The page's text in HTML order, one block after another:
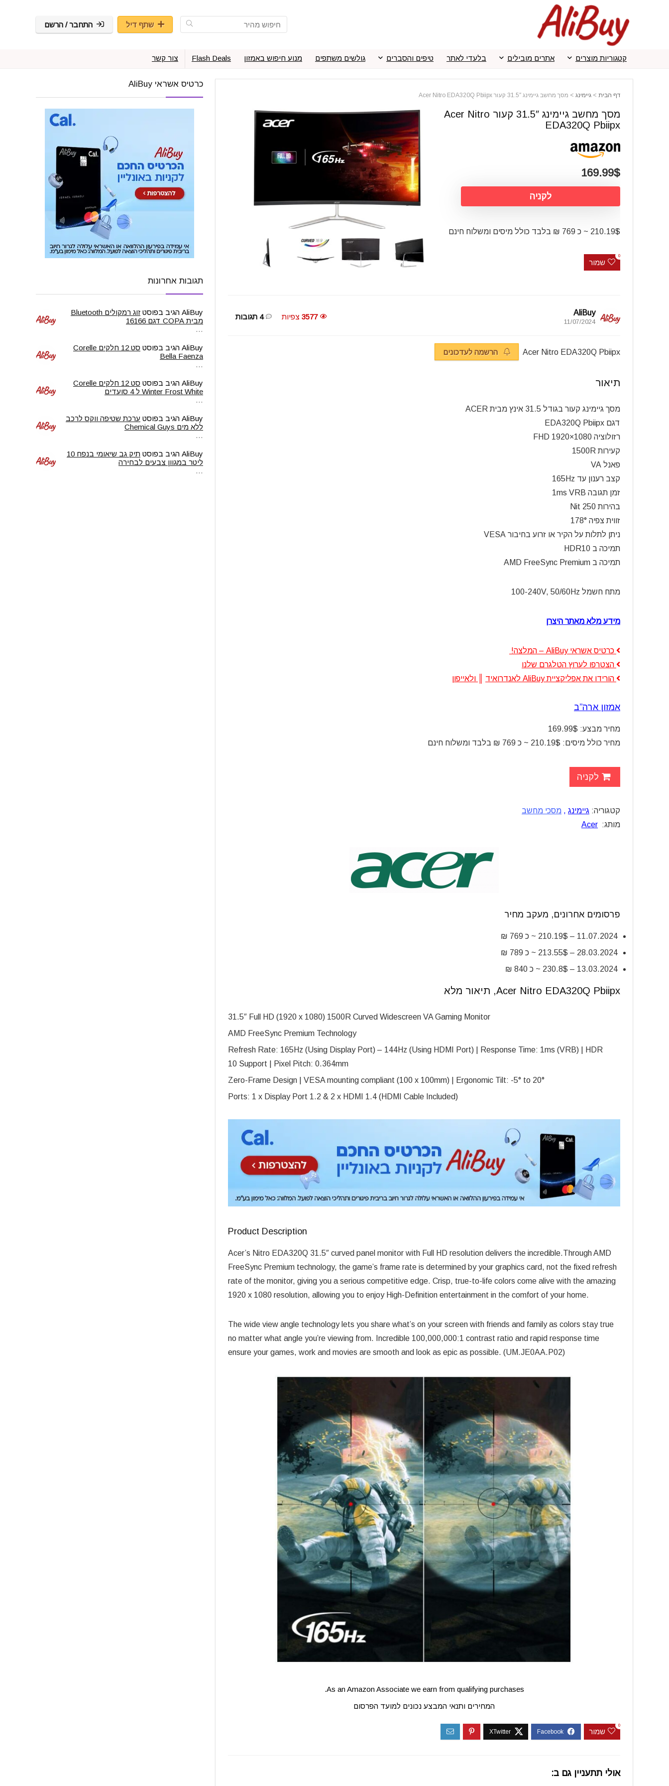
שתף דיל התחבר / הרשם
קטגוריות מוצרים אתרים מובילים בלעדי לאתר טיפים והסברים גולשים משתפים מנוע חיפוש באמזון Flash Deals צור קשר
דף הבית > גיימינג > מסך מחשב גיימינג 31.5″ קעור Acer Nitro EDA320Q Pbiipx
מסך מחשב גיימינג 31.5″ קעור Acer Nitro
EDA320Q Pbiipx
169.99$
לקניה
210.19$ ~ כ 769 ₪ בלבד כולל מיסים ומשלוח חינם
שמור
0
AliBuy
11/07/2024
3577 צפיות 4 תגובות
Acer Nitro EDA320Q Pbiipx הרשמה לעדכונים
תיאור
מסך גיימינג קעור בגודל 31.5 אינץ מבית ACER
דגם EDA320Q Pbiipx
רזולוציה 1080×1920 FHD
קעירות 1500R
פאנל VA
קצב רענון עד 165Hz
זמן תגובה 1ms VRB
בהירות 250 Nit
זווית צפיה 178°
ניתן לתלות על הקיר או זרוע בחיבור VESA
תמיכה ב HDR10
תמיכה ב AMD FreeSync Premium
מתח חשמל 100-240V, 50/60Hz
מידע מלא מאתר היצרן
כרטיס אשראי AliBuy – המלצה!
הצטרפו לערוץ הטלגרם שלנו
הורידו את אפליקציית AliBuy לאנדרואיד
ולאייפון
אמזון ארה”ב
מחיר מבצע: 169.99$
מחיר כולל מיסים: 210.19$ ~ כ 769 ₪ בלבד ומשלוח חינם
לקניה
קטגוריה: גיימינג , מסכי מחשב
מותג: Acer
פרסומים אחרונים, מעקב מחיר
11.07.2024 – 210.19$ ~ כ 769
₪
28.03.2024 –
213.55$ ~ כ 789 ₪
13.03.2024 – 230.8$ ~ כ 840 ₪
Acer Nitro EDA320Q Pbiipx, תיאור מלא
31.5″ Full HD (1920 x 1080) 1500R Curved Widescreen VA Gaming Monitor
AMD FreeSync Premium Technology
Refresh Rate: 165Hz (Using Display Port) – 144Hz (Using HDMI Port) | Response Time: 1ms (VRB) | HDR
10 Support | Pixel Pitch: 0.364mm
Zero-Frame Design | VESA mounting compliant (100 x 100mm) | Ergonomic Tilt: -5° to 20°
Ports: 1 x Display Port 1.2 & 2 x HDMI 1.4 (HDMI Cable Included)
Product Description
Acer’s Nitro EDA320Q 31.5″ curved panel monitor with Full HD resolution delivers the incredible.Through AMD
FreeSync Premium technology, the game’s frame rate is determined by your graphics card, not the fixed refresh
rate of the monitor, giving you a serious competitive edge. Crisp, true-to-life colors come alive with the amazing
1920 x 1080 resolution, allowing you to enjoy High-Definition entertainment in the comfort of your home.
The wide view angle technology lets you share what’s on your screen with friends and family as colors stay true
no matter what angle you’re viewing from. Incredible 100,000,000:1 contrast ratio and rapid response time
ensure your games, work and movies are smooth and look as epic as possible. (UM.JE0AA.P02)
As an Amazon Associate we earn from qualifying purchases.
המחירים ותנאי המבצע נכונים למועד הפרסום
שמור
0
אולי תתעניין גם ב:
כרטיס אשראי AliBuy
תגובות אחרונות
AliBuy הגיב בפוסט
זוג רמקולים Bluetooth
מבית COPA דגם 16166
…
AliBuy הגיב בפוסט
סט 12 חלקים Corelle
Bella Faenza
…
AliBuy הגיב בפוסט
סט 12 חלקים Corelle
Winter Frost White ל 4 סועדים
…
AliBuy הגיב בפוסט ערכת שטיפה ווקס לרכב
ללא מים Chemical Guys
…
AliBuy הגיב בפוסט
תיק גב שיאומי בנפח 10
ליטר במגוון צבעים לבחירה
…